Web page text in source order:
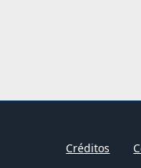
Créditos